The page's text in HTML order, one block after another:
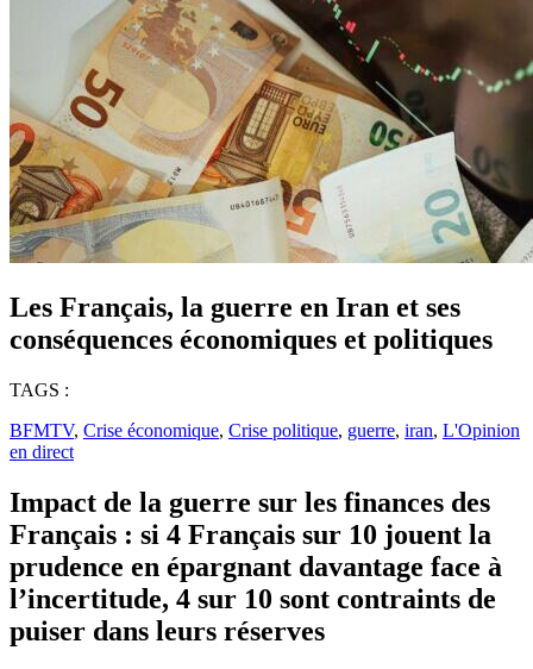
Les Français, la guerre en Iran et ses
conséquences économiques et politiques
TAGS :
BFMTV, Crise économique, Crise politique, guerre, iran, L'Opinion
en direct
Impact de la guerre sur les finances des
Français : si 4 Français sur 10 jouent la
prudence en épargnant davantage face à
l’incertitude, 4 sur 10 sont contraints de
puiser dans leurs réserves